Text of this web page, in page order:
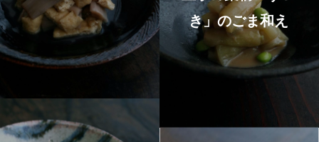
き」のごま和え